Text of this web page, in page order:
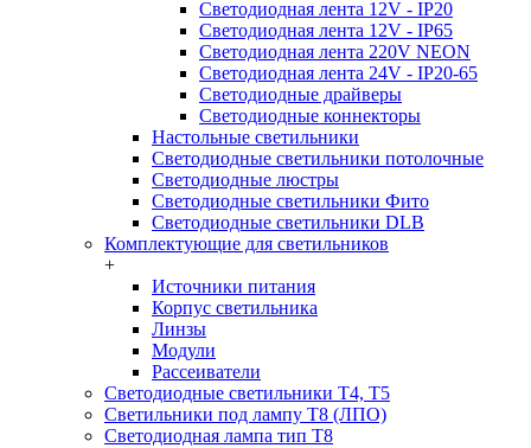
Светодиодная лента 12V - IP20
Светодиодная лента 12V - IP65
Светодиодная лента 220V NEON
Светодиодная лента 24V - IP20-65
Светодиодные драйверы
Светодиодные коннекторы
Настольные светильники
Светодиодные светильники потолочные
Светодиодные люстры
Светодиодные светильники Фито
Светодиодные светильники DLB
Комплектующие для светильников
+
Источники питания
Корпус светильника
Линзы
Модули
Рассеиватели
Светодиодные светильники T4, T5
Светильники под лампу Т8 (ЛПО)
Светодиодная лампа тип T8